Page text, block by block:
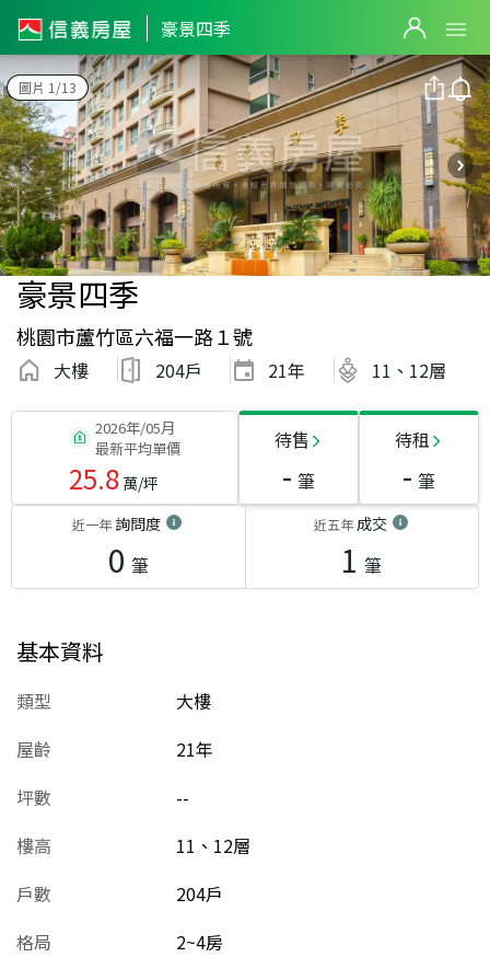
豪景四季
圖片 1/13
豪景四季
桃園市蘆竹區六福一路１號
大樓 204戶 21年 11、12層
2026年/05月
最新平均單價
25.8萬/坪
待售
- 筆
待租
- 筆
近一年詢問度
0 筆
近五年成交
1 筆
基本資料
類型
大樓
屋齡
21年
坪數
--
樓高
11、12層
戶數
204戶
格局
2~4房